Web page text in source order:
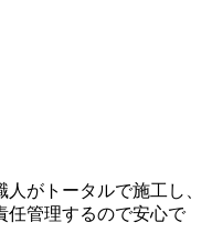
がトータルで施工し、
任管理するので安心で